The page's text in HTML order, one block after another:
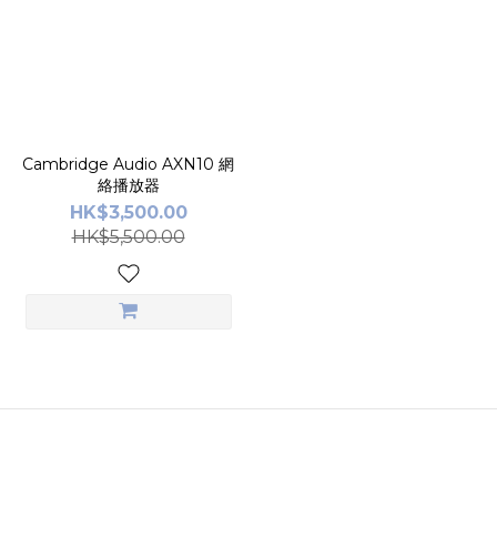
Cambridge Audio AXN10 網
絡播放器
HK$3,500.00
HK$5,500.00